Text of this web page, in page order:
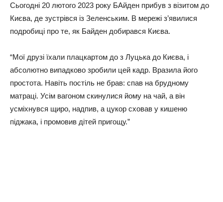
Сьогодні 20 лютого 2023 року БАйден прибув з візитом до
Києва, де зустрівся із Зеленським. В мережі з’явилися
подробиці про те, як Байден добирався Києва.
“Мої друзі їхали плацкартом до з Луцька до Києва, і
абсолютно випадково зробили цей кадр. Вразила його
простота. Навіть постіль не брав: спав на брудному
матраці. Усім вагоном скинулися йому на чай, а він
усміхнувся щиро, надпив, а цукор сховав у кишеню
піджака, і промовив дітей пригощу.”